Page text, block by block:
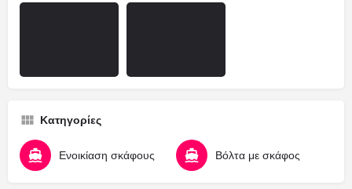
Κατηγορίες
Ενοικίαση σκάφους Βόλτα με σκάφος